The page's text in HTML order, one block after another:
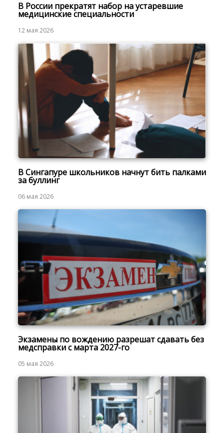
В России прекратят набор на устаревшие
медицинские специальности
12 мая 2026
В Сингапуре школьников начнут бить палками
за буллинг
06 мая 2026
Экзамены по вождению разрешат сдавать без
медсправки с марта 2027-го
05 мая 2026